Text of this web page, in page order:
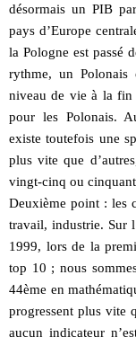
désormais un PIB
pays d’Europe
la Pologne est passé
rythme, un Polonais
niveau de vie à la fin
pour les Polonais.
existe toutefois une
plus vite que
vingt-cinq ou
Deuxième point : les
travail, industrie. Sur
1999, lors de la
top 10 ; nous
44ème en
progressent plus vite
aucun indicateur